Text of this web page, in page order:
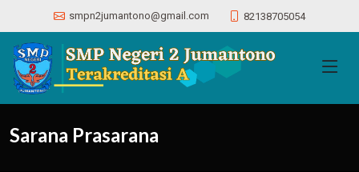
smpn2jumantono@gmail.com 82138705054
Sarana Prasarana